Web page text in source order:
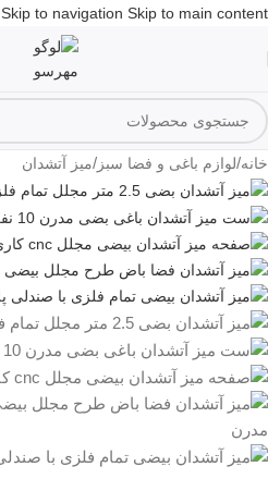
Skip to navigation Skip to main content
خانه/لوازم باغی و فضا سبز /میز آتشدان